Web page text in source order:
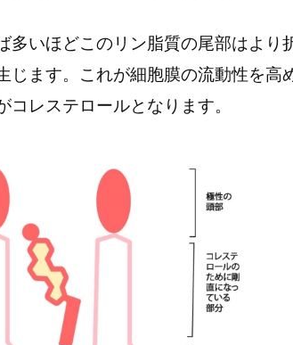
多いほどこのリン脂質の尾部はより
じます。これが細胞膜の流動性を高
レステロールとなります。